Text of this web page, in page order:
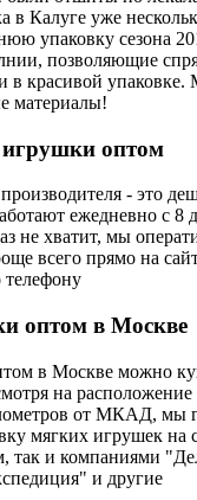
в Калуге уже
упаковку сезона
позволяющие
в красивой
материалы!
оптом
- это
ежедневно с 8
не хватит, мы
всего прямо на
телефону
оптом в Москве
в Москве можно
на
от МКАД, мы
мягких игрушек на
так и компаниями
и другие